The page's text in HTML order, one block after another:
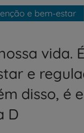
e bem-estar
vida.
e
disso, é
D